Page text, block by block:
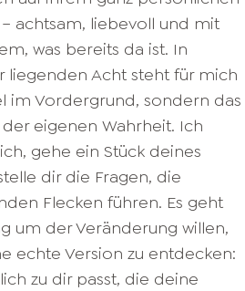
achtsam, liebevoll und mit
was bereits da ist. In
liegenden Acht steht für mich
im Vordergrund, sondern das
eigenen Wahrheit. Ich
gehe ein Stück deines
dir die Fragen, die
Flecken führen. Es geht
um der Veränderung willen,
echte Version zu entdecken:
zu dir passt, die deine